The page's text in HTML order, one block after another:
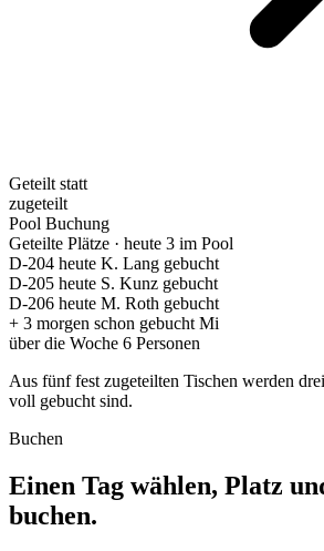
Geteilt statt
zugeteilt
Pool Buchung
Geteilte Plätze · heute 3 im Pool
D-204 heute K. Lang gebucht
D-205 heute S. Kunz gebucht
D-206 heute M. Roth gebucht
+ 3 morgen schon gebucht Mi
über die Woche 6 Personen
Aus fünf fest zugeteilten Tischen werden
voll gebucht sind.
Buchen
Einen Tag wählen, Platz
buchen.